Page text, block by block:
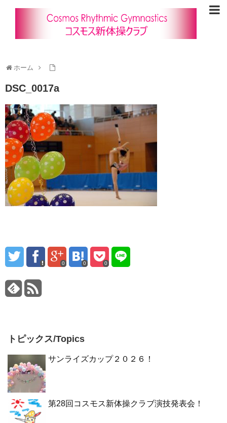
ホーム
DSC_0017a
0 0 0
トピックス/Topics
サンライズカップ２０２６！
第28回コスモス新体操クラブ演技発表会！